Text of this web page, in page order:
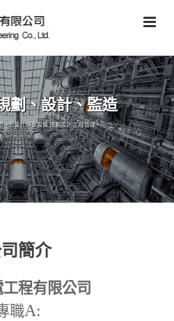
劃、設計、監造
、智能化停車設備,規劃設計,工程管理。
簡介
程有限公司
職A: